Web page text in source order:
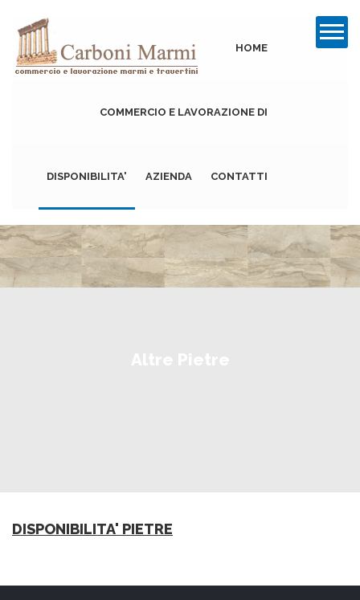
HOME
COMMERCIO E LAVORAZIONE DI
DISPONIBILITA'
Travertino
Marmo
AZIENDA CONTATTI
DISPONIBILITA' PIETRE